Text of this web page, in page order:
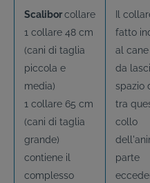
Scaliborcollare
1 collare 48 cm
(cani di taglia
piccola e
media)
1 collare 65 cm
(cani di taglia
grande)
contiene il
complesso
Il
fatto
al
da
spazio
tra
collo
parte